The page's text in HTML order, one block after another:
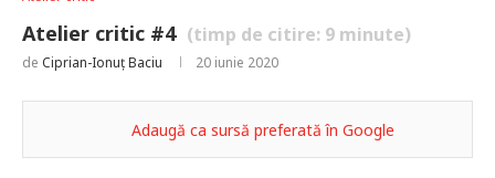
Atelier critic #4 (timp de citire: 9 minute)
de Ciprian-Ionuț Baciu 20 iunie 2020
Adaugă ca sursă preferată în Google